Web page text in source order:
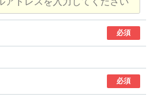
必須
必須